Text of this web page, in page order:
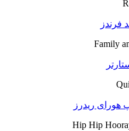
فرندز
Family
هورای ریدرز
Hip Hip